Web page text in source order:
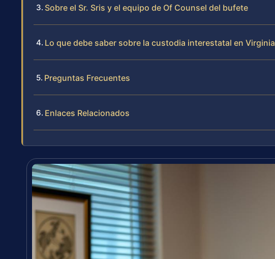
Sobre el Sr. Sris y el equipo de Of Counsel del bufete
Lo que debe saber sobre la custodia interestatal en Virginia
Preguntas Frecuentes
Enlaces Relacionados